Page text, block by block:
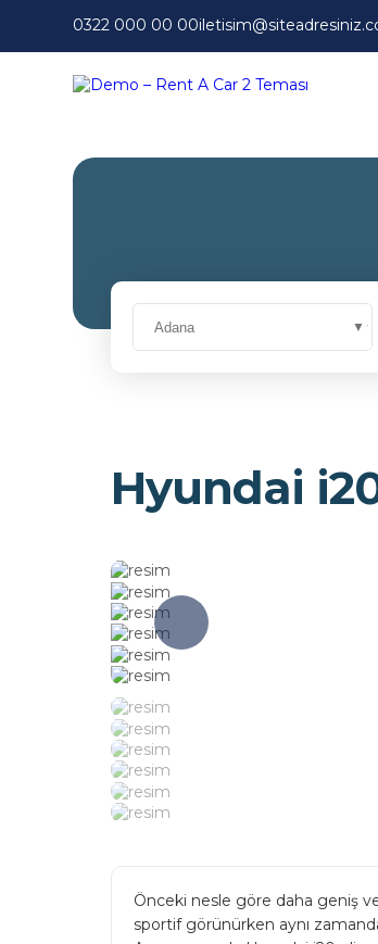
0322 000 00 00
Hyundai
Önceki nesle göre daha geniş
sportif görünürken aynı